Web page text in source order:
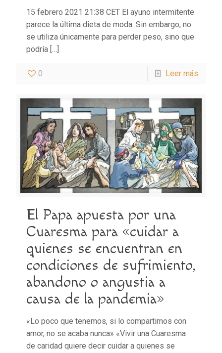
15 febrero 2021 21:38 CET El ayuno intermitente
parece la última dieta de moda. Sin embargo, no
se utiliza únicamente para perder peso, sino que
podría […]
0 Leer más
El Papa apuesta por una
Cuaresma para «cuidar a
quienes se encuentran en
condiciones de sufrimiento,
abandono o angustia a
causa de la pandemia»
«Lo poco que tenemos, si lo compartimos con
amor, no se acaba nunca» «Vivir una Cuaresma
de caridad quiere decir cuidar a quienes se